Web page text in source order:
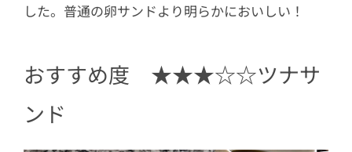
した。普通の卵サンドより明らかにおいしい！
おすすめ度 ★★★☆☆ツナサ
ンド